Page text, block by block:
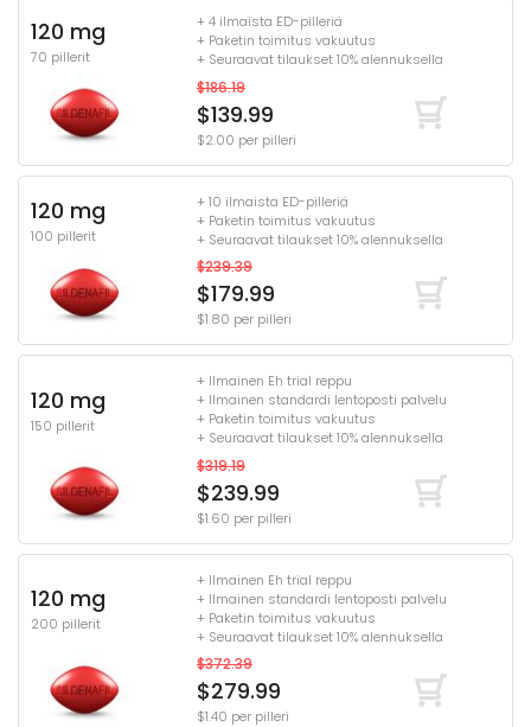
120 mg
70 pillerit
+ 4 ilmaista ED-pilleriä
+ Paketin toimitus vakuutus
+ Seuraavat tilaukset 10% alennuksella
$186.19
$139.99
$2.00 per pilleri
120 mg
100 pillerit
+ 10 ilmaista ED-pilleriä
+ Paketin toimitus vakuutus
+ Seuraavat tilaukset 10% alennuksella
$239.39
$179.99
$1.80 per pilleri
120 mg
150 pillerit
+ Ilmainen Eh trial reppu
+ Ilmainen standardi lentoposti palvelu
+ Paketin toimitus vakuutus
+ Seuraavat tilaukset 10% alennuksella
$319.19
$239.99
$1.60 per pilleri
120 mg
200 pillerit
+ Ilmainen Eh trial reppu
+ Ilmainen standardi lentoposti palvelu
+ Paketin toimitus vakuutus
+ Seuraavat tilaukset 10% alennuksella
$372.39
$279.99
$1.40 per pilleri